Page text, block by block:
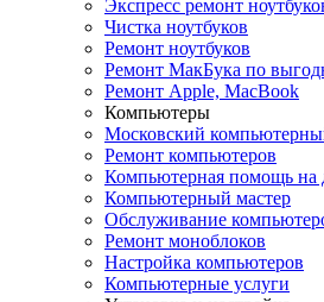
Экспресс ремонт
Чистка ноутбуков
Ремонт ноутбуков
Ремонт МакБука по
Ремонт Apple, MacBook
Компьютеры
Московский
Ремонт компьютеров
Компьютерная помощь на
Компьютерный мастер
Обслуживание
Ремонт моноблоков
Настройка компьютеров
Компьютерные услуги